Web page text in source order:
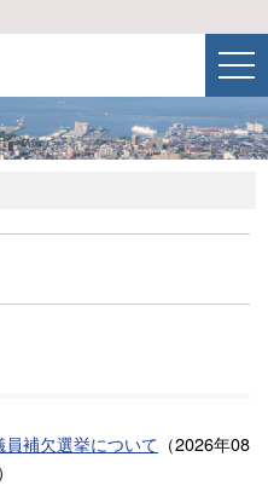
補欠選挙について （2026年08
）